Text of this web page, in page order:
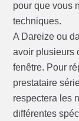
pour que vous
techniques.
A Dareize ou
avoir plusieurs
fenêtre. Pour
prestataire
respectera les
différentes